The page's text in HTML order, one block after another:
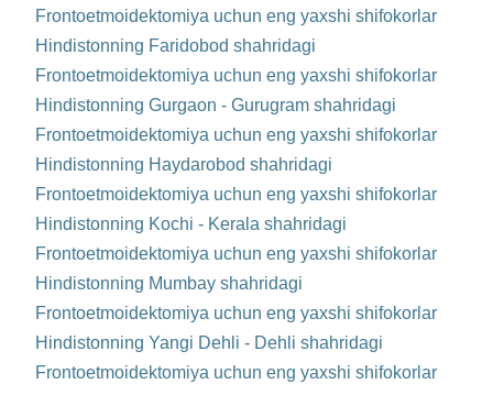
Frontoetmoidektomiya uchun eng yaxshi shifokorlar
Hindistonning Faridobod shahridagi
Frontoetmoidektomiya uchun eng yaxshi shifokorlar
Hindistonning Gurgaon - Gurugram shahridagi
Frontoetmoidektomiya uchun eng yaxshi shifokorlar
Hindistonning Haydarobod shahridagi
Frontoetmoidektomiya uchun eng yaxshi shifokorlar
Hindistonning Kochi - Kerala shahridagi
Frontoetmoidektomiya uchun eng yaxshi shifokorlar
Hindistonning Mumbay shahridagi
Frontoetmoidektomiya uchun eng yaxshi shifokorlar
Hindistonning Yangi Dehli - Dehli shahridagi
Frontoetmoidektomiya uchun eng yaxshi shifokorlar